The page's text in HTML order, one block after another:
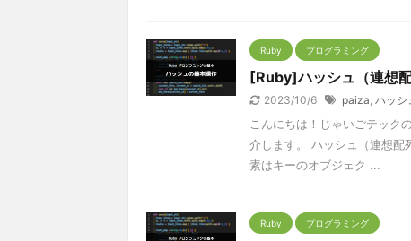
Ruby プログラミング
[Ruby]ハッシュ（連想
2023/10/6 paiza, ハッシ
こんにちは！じゃいごテック
介します。 ハッシュ（連想配
素はキーのオブジェク ...
Ruby プログラミング